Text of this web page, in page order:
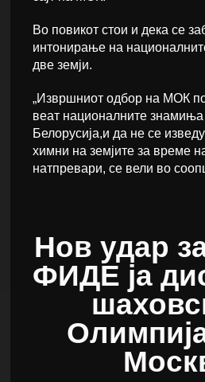
Во повикот стои и дека се
интонирање на
две земји.
„Извршниот одбор на МОК
веат националните знамиња
Белорусија,и да не се
химни на земјите за време
натпревари, се вели во
Нов удар
ФИДЕ ја